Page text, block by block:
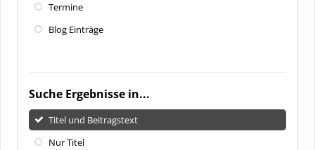
Termine
Blog Einträge
Suche Ergebnisse in...
Titel und Beitragstext
Nur Titel